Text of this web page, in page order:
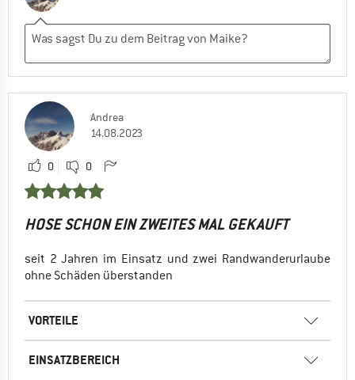
Andrea
14.08.2023
0 0
HOSE SCHON EIN ZWEITES MAL GEKAUFT
seit 2 Jahren im Einsatz und zwei Randwanderurlaube
ohne Schäden überstanden
VORTEILE
EINSATZBEREICH